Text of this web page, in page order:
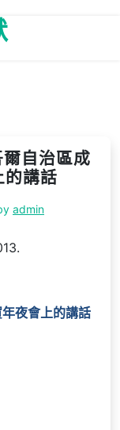
自治區成
的講話
admin
夜會上的講話